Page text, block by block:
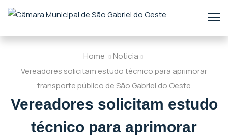
Home
Noticia
Vereadores solicitam estudo técnico para aprimorar
transporte público de São Gabriel do Oeste
Vereadores solicitam estudo
técnico para aprimorar